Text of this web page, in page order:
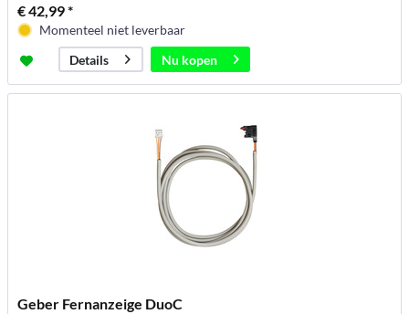
€ 42,99 *
Momenteel niet leverbaar
Details
Nu kopen
Geber Fernanzeige DuoC